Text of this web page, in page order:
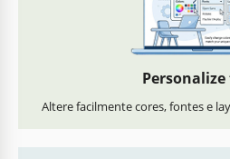
Altere facilmente cores, fontes e